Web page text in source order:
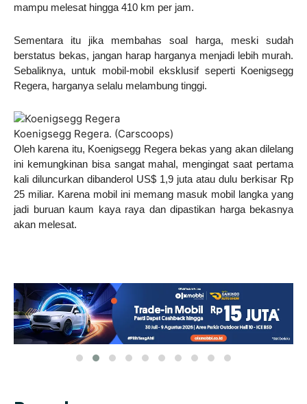
mampu melesat hingga 410 km per jam.
Sementara itu jika membahas soal harga, meski sudah
berstatus bekas, jangan harap harganya menjadi lebih murah.
Sebaliknya, untuk mobil-mobil eksklusif seperti Koenigsegg
Regera, harganya selalu melambung tinggi.
Koenigsegg Regera. (Carscoops)
Oleh karena itu, Koenigsegg Regera bekas yang akan dilelang
ini kemungkinan bisa sangat mahal, mengingat saat pertama
kali diluncurkan dibanderol US$ 1,9 juta atau dulu berkisar Rp
25 miliar. Karena mobil ini memang masuk mobil langka yang
jadi buruan kaum kaya raya dan dipastikan harga bekasnya
akan melesat.